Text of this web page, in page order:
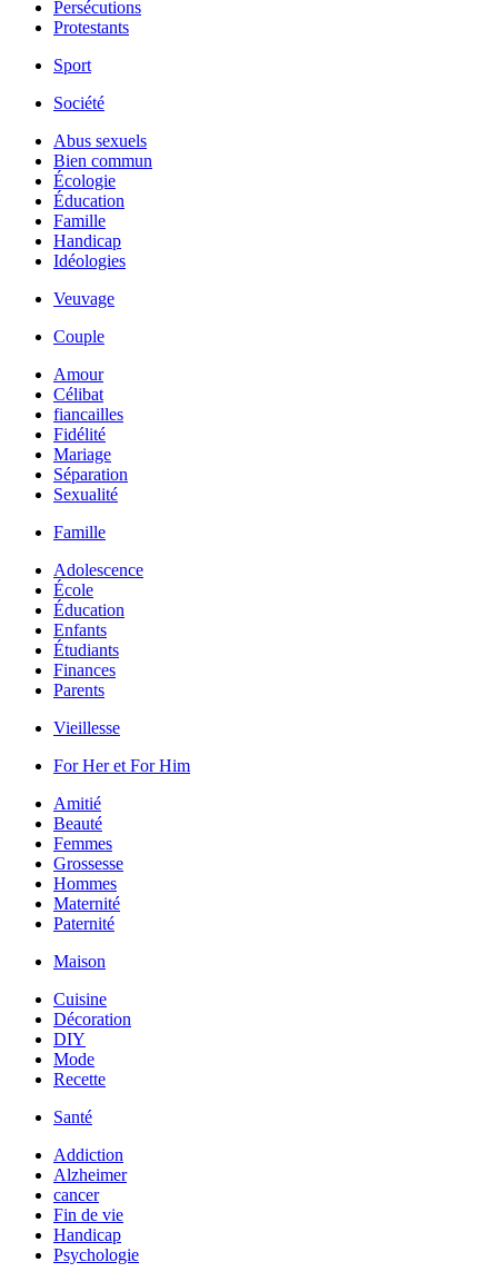
Persécutions
Protestants
Sport
Société
Abus sexuels
Bien commun
Écologie
Éducation
Famille
Handicap
Idéologies
Veuvage
Couple
Amour
Célibat
fiancailles
Fidélité
Mariage
Séparation
Sexualité
Famille
Adolescence
École
Éducation
Enfants
Étudiants
Finances
Parents
Vieillesse
For Her et For Him
Amitié
Beauté
Femmes
Grossesse
Hommes
Maternité
Paternité
Maison
Cuisine
Décoration
DIY
Mode
Recette
Santé
Addiction
Alzheimer
cancer
Fin de vie
Handicap
Psychologie